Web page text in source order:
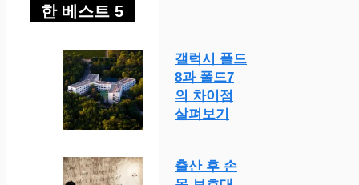
한 베스트 5
갤럭시 폴드
8과 폴드7
의 차이점
살펴보기
출산 후 손